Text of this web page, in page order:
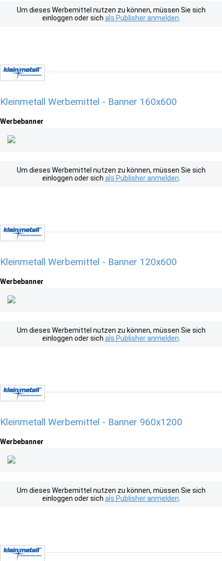
Um dieses Werbemittel nutzen zu können, müssen Sie sich
einloggen oder sich als Publisher anmelden
Kleinmetall Werbemittel - Banner 160x600
Werbebanner
Um dieses Werbemittel nutzen zu können, müssen Sie sich
einloggen oder sich als Publisher anmelden
Kleinmetall Werbemittel - Banner 120x600
Werbebanner
Um dieses Werbemittel nutzen zu können, müssen Sie sich
einloggen oder sich als Publisher anmelden
Kleinmetall Werbemittel - Banner 960x1200
Werbebanner
Um dieses Werbemittel nutzen zu können, müssen Sie sich
einloggen oder sich als Publisher anmelden